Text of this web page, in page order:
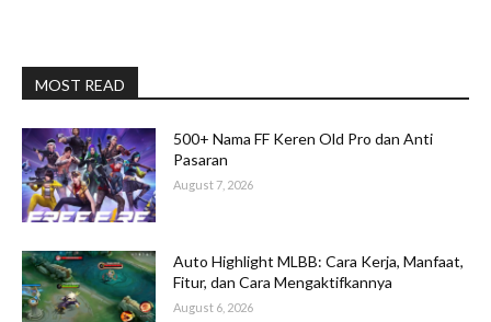
MOST READ
500+ Nama FF Keren Old Pro dan Anti
Pasaran
August 7, 2026
Auto Highlight MLBB: Cara Kerja, Manfaat,
Fitur, dan Cara Mengaktifkannya
August 6, 2026